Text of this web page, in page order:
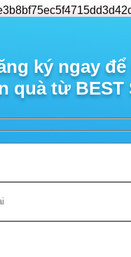
ký ngay để
quà từ BEST